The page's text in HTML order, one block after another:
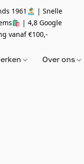
1961🏝 | Snelle
| 4,8 Google
vanaf€100,-
Over ons